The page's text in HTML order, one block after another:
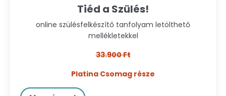
Tiéd a Szülés!
online szülésfelkészítő tanfolyam letölthető
mellékletekkel
33.900 Ft
Platina Csomag része